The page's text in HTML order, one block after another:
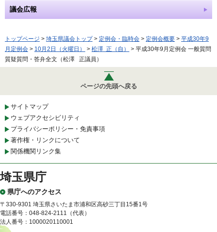
議会広報
トップページ > 埼玉県議会トップ> 定例会・臨時会 > 定例会概要 > 平成30年9
月定例会 > 10月2日（火曜日） > 松澤 正（自）
> 平成30年9月定例会 一般質問
質疑質問・答弁全文（松澤 正議員）
ページの先頭へ戻る
サイトマップ
ウェブアクセシビリティ
プライバシーポリシー・免責事項
著作権・リンクについて
関係機関リンク集
埼玉県庁
県庁へのアクセス
〒330-9301 埼玉県さいたま市浦和区高砂三丁目15番1号
電話番号：048-824-2111（代表）
法人番号：1000020110001